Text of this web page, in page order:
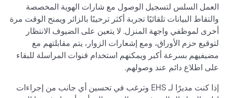
العمل السلس لتسجيل الوصول مع شارات الهوية المخصصة
والتقاط البيانات تلقائيًا تجربة أكثر ترحيبًا بالزائر ويمنح الوقت مرة
أخرى لموظفي واجهة المنزل. لا يتعين على الضيوف الانتظار
لتوقيع حزم الأوراق، ومع إشعارات الزوار، يتم مقابلتهم مع
مضيفيهم بسرعة أكبر ويمكنهم استخدام قنوات المراسلة للبقاء
على اطلاع دائم عند وصولهم.
إذا كنت مديرًا لـ EHS وترغب في تحسين أي جانب من إجراءات